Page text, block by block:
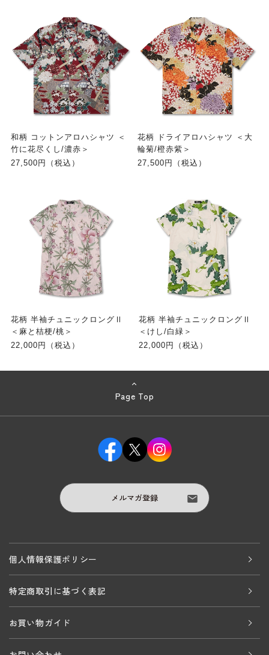
和柄 コットンアロハシャツ ＜
竹に花尽くし/濃赤＞
27,500円（税込）
花柄 ドライアロハシャツ ＜大
輪菊/橙赤紫＞
27,500円（税込）
花柄 半袖チュニックロングⅡ
＜麻と桔梗/桃＞
22,000円（税込）
花柄 半袖チュニックロングⅡ
＜けし/白緑＞
22,000円（税込）
Page Top
メルマガ登録
個人情報保護ポリシー
特定商取引に基づく表記
お買い物ガイド